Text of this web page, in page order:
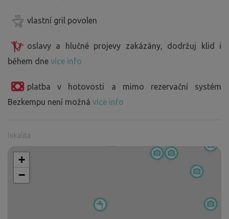
vlastní gril povolen
oslavy a hlučné projevy zakázány, dodržuj klid i
během dne více info
platba v hotovosti a mimo rezervační systém
Bezkempu není možná více info
lokalita
+
−